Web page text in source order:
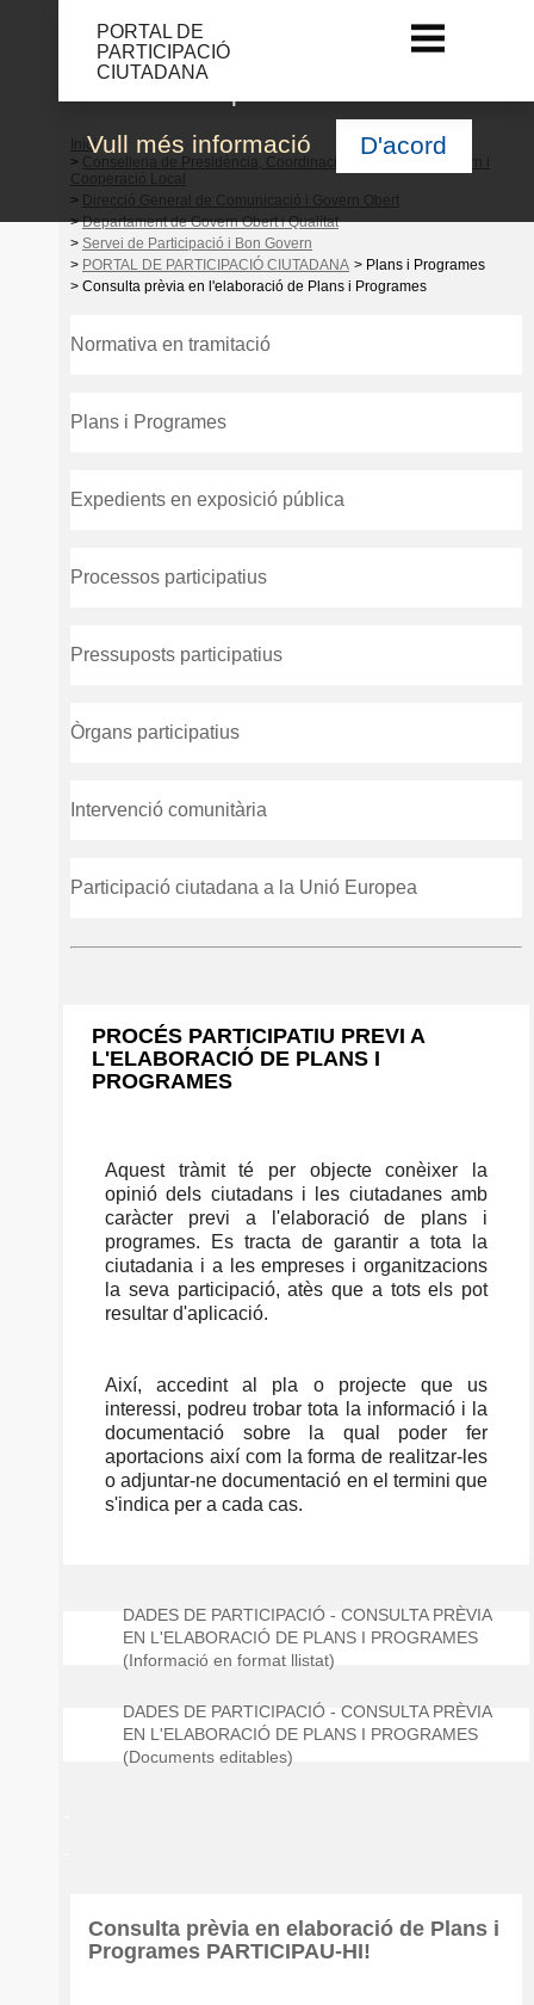
Atenció. Utilitzem cookies per a
Vull més informació
D'acord
PORTAL DE
PARTICIPACIÓ
CIUTADANA
Inici
> Conselleria de Presidència, Coordinació de l'Acció de Govern i
Cooperació Local
> Direcció General de Comunicació i Govern Obert
>Departament de Govern Obert i Qualitat
> Servei de Participació i Bon Govern
> PORTAL DE PARTICIPACIÓ CIUTADANA > Plans i Programes
> Consulta prèvia en l'elaboració de Plans i Programes
Normativa en tramitació
Plans i Programes
Expedients en exposició pública
Processos participatius
Pressuposts participatius
Òrgans participatius
Intervenció comunitària
Participació ciutadana a la Unió Europea
PROCÉS PARTICIPATIU PREVI A
L'ELABORACIÓ DE PLANS I
PROGRAMES
Aquest tràmit té per objecte conèixer la
opinió dels ciutadans i les ciutadanes amb
caràcter previ a l'elaboració de plans i
programes. Es tracta de garantir a tota la
ciutadania i a les empreses i organitzacions
la seva participació, atès que a tots els pot
resultar d'aplicació.
Així, accedint al pla o projecte que us
interessi, podreu trobar tota la informació i la
documentació sobre la qual poder fer
aportacions així com la forma de realitzar-les
o adjuntar-ne documentació en el termini que
s'indica per a cada cas.
DADES DE PARTICIPACIÓ - CONSULTA PRÈVIA
EN L'ELABORACIÓ DE PLANS I PROGRAMES
(Informació en format llistat)
DADES DE PARTICIPACIÓ - CONSULTA PRÈVIA
EN L'ELABORACIÓ DE PLANS I PROGRAMES
(Documents editables)
Consulta prèvia en elaboració de Plans i
Programes PARTICIPAU-HI!